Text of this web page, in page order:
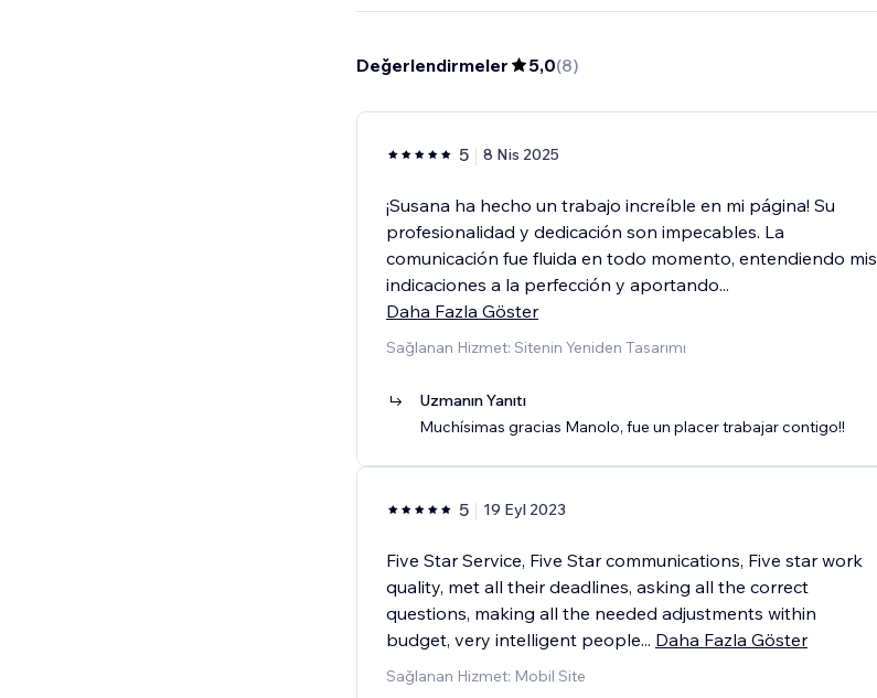
Değerlendirmeler 5,0(8)
5 8 Nis 2025
¡Susana ha hecho un trabajo increíble en mi página! Su
profesionalidad y dedicación son impecables. La
comunicación fue fluida en todo momento, entendiendo mis
indicaciones a la perfección y aportando...
Daha Fazla Göster
Sağlanan Hizmet: Sitenin Yeniden Tasarımı
Uzmanın Yanıtı
Muchísimas gracias Manolo, fue un placer trabajar contigo!!
5 19 Eyl 2023
Five Star Service, Five Star communications, Five star work
quality, met all their deadlines, asking all the correct
questions, making all the needed adjustments within
budget, very intelligent people... Daha Fazla Göster
Sağlanan Hizmet: Mobil Site